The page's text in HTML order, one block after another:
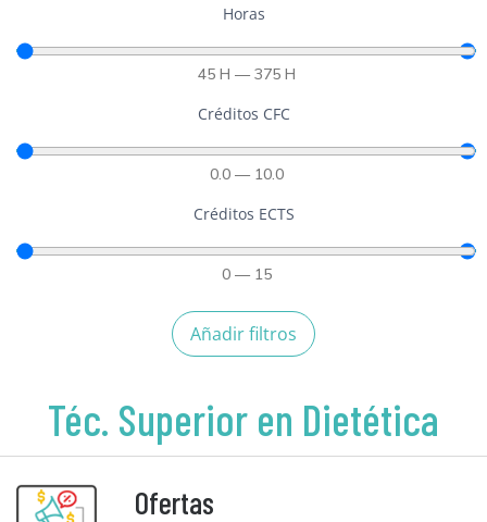
Horas
45 H — 375 H
Créditos CFC
0.0 — 10.0
Créditos ECTS
0 — 15
Añadir filtros
Téc. Superior en Dietética
Ofertas